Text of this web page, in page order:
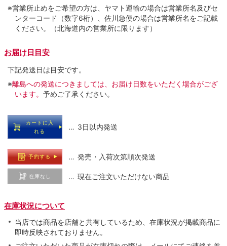
※営業所止めをご希望の方は、ヤマト運輸の場合は営業所名及びセ
ンターコード（数字6桁）、佐川急便の場合は営業所名をご記載
ください。（北海道内の営業所に限ります）
お届け日目安
下記発送日は目安です。
※離島への発送につきましては、お届け日数をいただく場合がござ
います。 予めご了承ください。
カートに入
れる
… 3日以内発送
予約する … 発売・入荷次第順次発送
在庫なし … 現在ご注文いただけない商品
在庫状況について
当店では商品を店舗と共有しているため、在庫状況が掲載商品に
即時反映されておりません。